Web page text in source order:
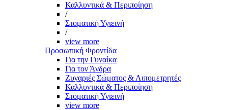
Καλλυντικά & Περιποίηση
/
Στοματική Υγιεινή
/
view more
Προσωπική Φροντίδα
Για την Γυναίκα
Για τον Άνδρα
Ζυγαριές Σώματος & Λιπομετρητές
Καλλυντικά & Περιποίηση
Στοματική Υγιεινή
view more